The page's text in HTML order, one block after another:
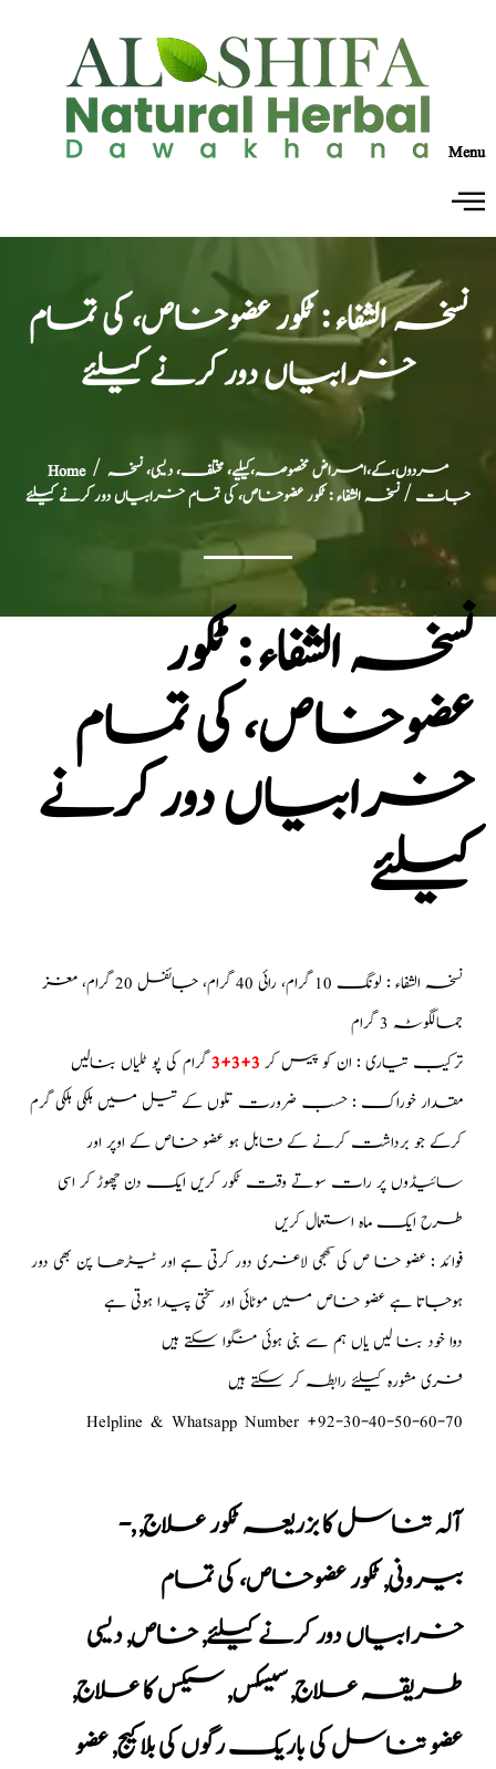
Menu
نسخہ الشفاء : ٹکور عضوخاص، کی تمام
خرابیاں دور کرنے کیلئے
Home/ مردوں،کے،امراض مخصوصہ،کیلیے، مختلف، دیسی، نسخہ
جات / نسخہ الشفاء : ٹکور عضوخاص، کی تمام خرابیاں دور کرنے کیلئے
نسخہ الشفاء : ٹکور
عضوخاص، کی تمام
خرابیاں دور کرنے
کیلئے
نسخہ الشفاء : لونگ 10 گرام، رائی 40 گرام، جائفل 20 گرام، مغز
جمالگوٹہ 3 گرام
ترکیب تیاری : ان کو پیس کر 3+3+3
گرام کی پو ٹلیاں بنالیں
مقدار خوراک : حسب ضرورت تلوں کے تیل میں ہلکی ہلکی گرم
کرکے جو برداشت کرنے کے قابل ہو عضو خاص کے اوپر اور
سائیڈوں پر رات سوتے وقت ٹکور کریں ایک دن چھوڑ کر اسی
طرح ایک ماہ استعمال کریں
فوائد : عضو خا ص کی کھجی لاغری دور کرتی ہے اور ٹیڑھا پن بھی دور
ہوجاتا ہے عضو خاص میں موٹائی اور سختی پیدا ہوتی ہے
دوا خود بنا لیں یاں ہم سے بنی ہوئی منگوا سکتے ہیں
فری مشورہ کیلئے رابطہ کر سکتے ہیں
Helpline & Whatsapp Number +92-30-40-50-60-70
-,آلہ تناسل کا بزریعہ ٹکور علاج,
بیرونی,ٹکور عضوخاص، کی تمام
خرابیاں دور کرنے کیلئے,خاص,دیسی
طریقہ علاج,سیسکس,سیکس کا علاج,
عضو تناسل کی باریک رگوں کی بلاکیج,عضو